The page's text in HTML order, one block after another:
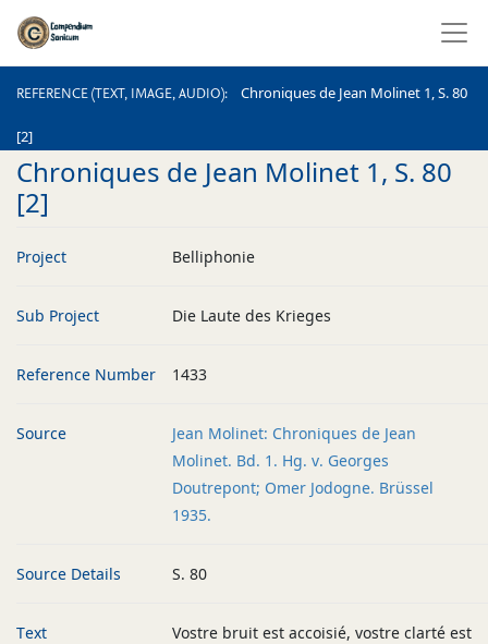
REFERENCE (TEXT, IMAGE, AUDIO) Chroniques de Jean Molinet 1, S. 80
[2]
REFERENCE (TEXT, IMAGE, AUDIO)
Chroniques de Jean Molinet 1, S. 80
[2]
Project Belliphonie
Sub Project Die Laute des Krieges
Reference Number 1433
Source
Jean Molinet: Chroniques de Jean
Molinet. Bd. 1. Hg. v. Georges
Doutrepont; Omer Jodogne. Brüssel
1935.
Source Details S. 80
Text
Vostre bruit est accoisié, vostre clarté est